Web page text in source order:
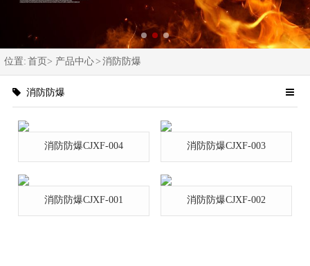
位置: 首页> 产品中心> 消防防爆
消防防爆
消防防爆CJXF-004 消防防爆CJXF-003
消防防爆CJXF-001 消防防爆CJXF-002